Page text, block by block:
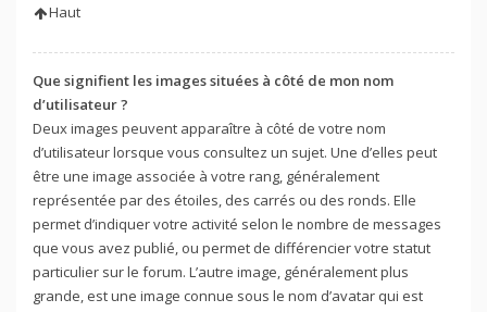
Haut
Que signifient les images situées à côté de mon nom
d’utilisateur ?
Deux images peuvent apparaître à côté de votre nom
d’utilisateur lorsque vous consultez un sujet. Une d’elles peut
être une image associée à votre rang, généralement
représentée par des étoiles, des carrés ou des ronds. Elle
permet d’indiquer votre activité selon le nombre de messages
que vous avez publié, ou permet de différencier votre statut
particulier sur le forum. L’autre image, généralement plus
grande, est une image connue sous le nom d’avatar qui est